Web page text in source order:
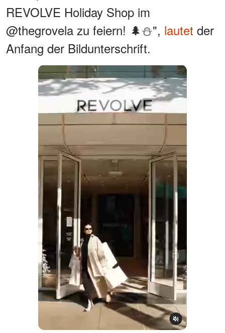
REVOLVE Holiday Shop im
@thegrovela zu feiern! 🌲⛄️", lautet der
Anfang der Bildunterschrift.